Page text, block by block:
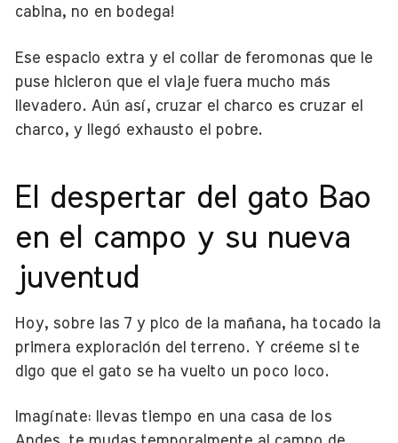
cabina, no en bodega!
Ese espacio extra y el collar de feromonas que le
puse hicieron que el viaje fuera mucho más
llevadero. Aún así, cruzar el charco es cruzar el
charco, y llegó exhausto el pobre.
El despertar del gato Bao
en el campo y su nueva
juventud
Hoy, sobre las 7 y pico de la mañana, ha tocado la
primera exploración del terreno. Y créeme si te
digo que el gato se ha vuelto un poco loco.
Imagínate: llevas tiempo en una casa de los